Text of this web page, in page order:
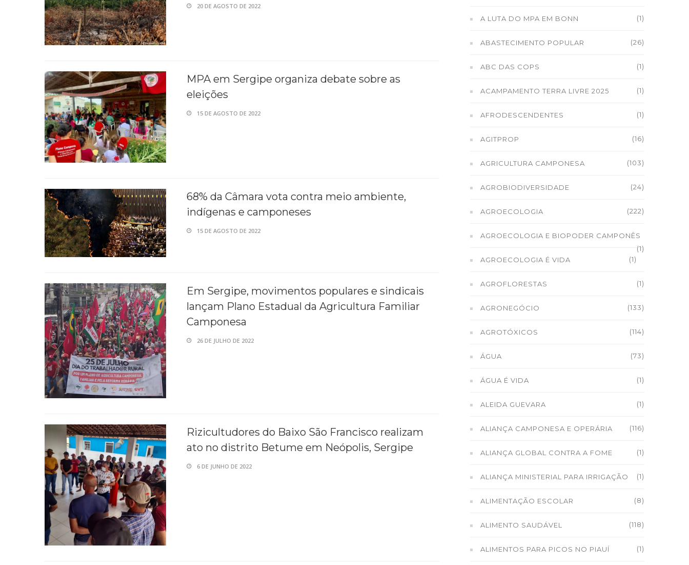
20 DE AGOSTO DE 2022
MPA em Sergipe organiza debate sobre as
eleições
15 DE AGOSTO DE 2022
68% da Câmara vota contra meio ambiente,
indígenas e camponeses
15 DE AGOSTO DE 2022
Em Sergipe, movimentos populares e sindicais
lançam Plano Estadual da Agricultura Familiar
Camponesa
26 DE JULHO DE 2022
Rizicultudores do Baixo São Francisco realizam
ato no distrito Betume em Neópolis, Sergipe
6 DE JUNHO DE 2022
A LUTA DO MPA EM BONN (1)
ABASTECIMENTO POPULAR (26)
ABC DAS COPS (1)
ACAMPAMENTO TERRA LIVRE 2025 (1)
AFRODESCENDENTES (1)
AGITPROP (16)
AGRICULTURA CAMPONESA (103)
AGROBIODIVERSIDADE (24)
AGROECOLOGIA (222)
AGROECOLOGIA E BIOPODER CAMPONÊS
(1)
AGROECOLOGIA É VIDA
(1)
AGROFLORESTAS (1)
AGRONEGÓCIO (133)
AGROTÓXICOS (114)
ÁGUA (73)
ÁGUA É VIDA (1)
ALEIDA GUEVARA (1)
ALIANÇA CAMPONESA E OPERÁRIA (116)
ALIANÇA GLOBAL CONTRA A FOME (1)
ALIANÇA MINISTERIAL PARA IRRIGAÇÃO (1)
ALIMENTAÇÃO ESCOLAR (8)
ALIMENTO SAUDÁVEL (118)
ALIMENTOS PARA PICOS NO PIAUÍ (1)